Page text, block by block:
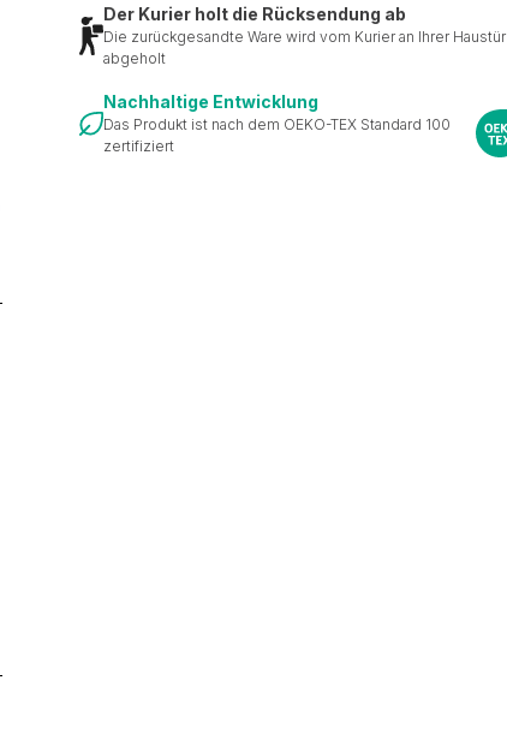
Der Kurier holt die Rücksendung ab
Die zurückgesandte Ware wird vom Kurier an Ihrer Haustür
abgeholt
Nachhaltige Entwicklung
Das Produkt ist nach dem OEKO-TEX Standard 100
zertifiziert